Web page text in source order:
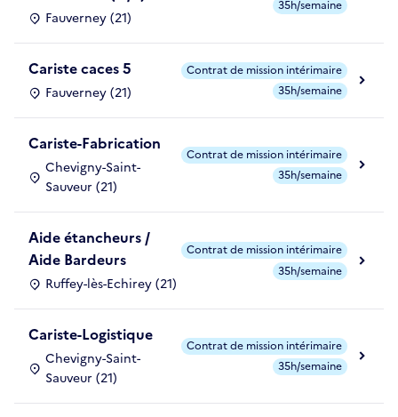
Fauverney (21)
35h/semaine
Cariste caces 5
Fauverney (21)
Contrat de mission intérimaire
35h/semaine
Cariste-Fabrication
Chevigny-Saint-
Sauveur (21)
Contrat de mission intérimaire
35h/semaine
Aide étancheurs /
Aide Bardeurs
Ruffey-lès-Echirey (21)
Contrat de mission intérimaire
35h/semaine
Cariste-Logistique
Chevigny-Saint-
Sauveur (21)
Contrat de mission intérimaire
35h/semaine